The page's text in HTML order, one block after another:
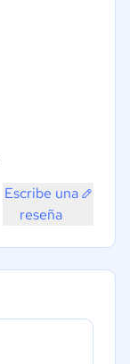
Escribe una
reseña